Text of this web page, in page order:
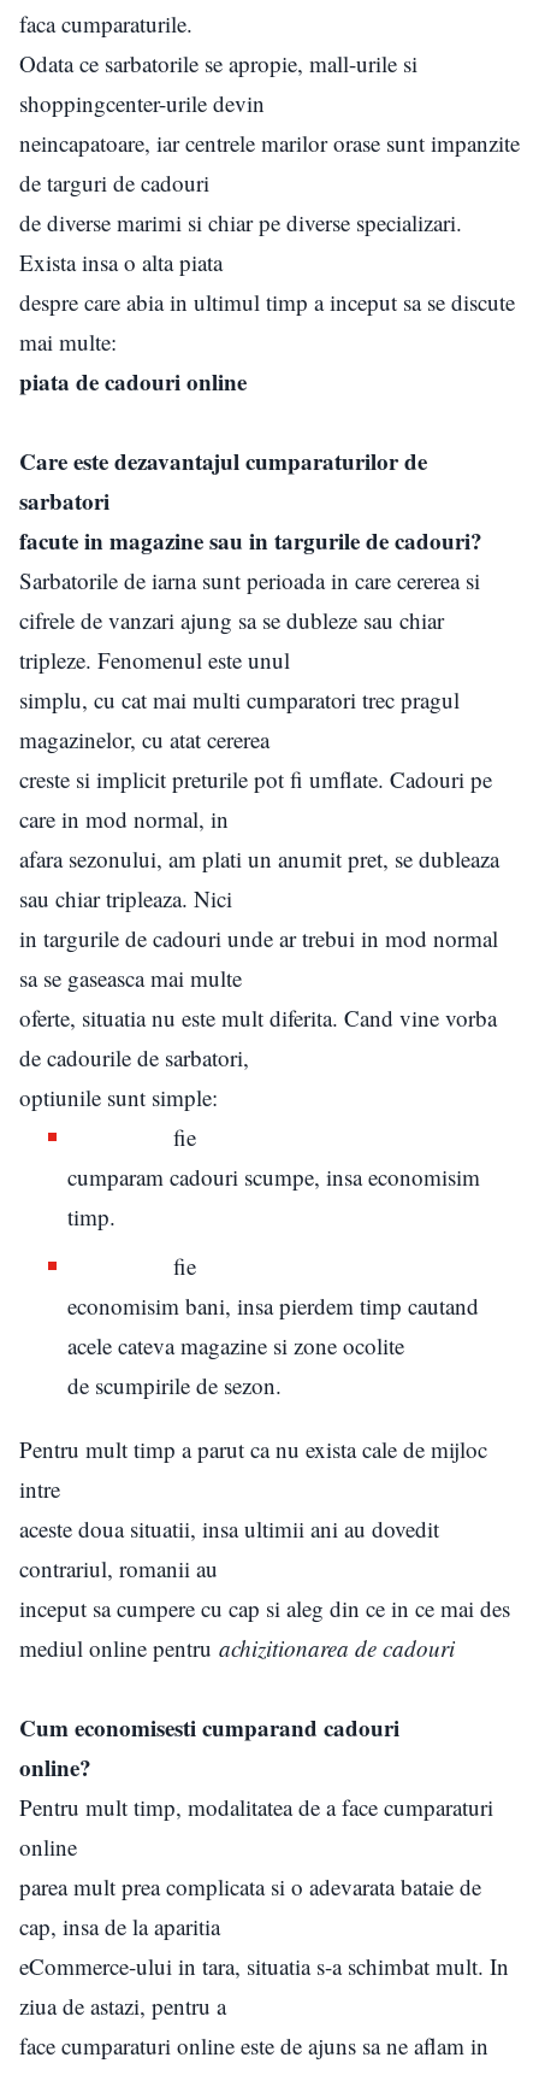
faca cumparaturile.
Odata ce sarbatorile se apropie, mall-urile si
shoppingcenter-urile devin
neincapatoare, iar centrele marilor orase sunt impanzite
de targuri de cadouri
de diverse marimi si chiar pe diverse specializari.
Exista insa o alta piata
despre care abia in ultimul timp a inceput sa se discute
mai multe:
piata de cadouri online
Care este dezavantajul cumparaturilor de
sarbatori
facute in magazine sau in targurile de cadouri?
Sarbatorile de iarna sunt perioada in care cererea si
cifrele de vanzari ajung sa se dubleze sau chiar
tripleze. Fenomenul este unul
simplu, cu cat mai multi cumparatori trec pragul
magazinelor, cu atat cererea
creste si implicit preturile pot fi umflate. Cadouri pe
care in mod normal, in
afara sezonului, am plati un anumit pret, se dubleaza
sau chiar tripleaza. Nici
in targurile de cadouri unde ar trebui in mod normal
sa se gaseasca mai multe
oferte, situatia nu este mult diferita. Cand vine vorba
de cadourile de sarbatori,
optiunile sunt simple:
fie
cumparam cadouri scumpe, insa economisim
timp.
fie
economisim bani, insa pierdem timp cautand
acele cateva magazine si zone ocolite
de scumpirile de sezon.
Pentru mult timp a parut ca nu exista cale de mijloc
intre
aceste doua situatii, insa ultimii ani au dovedit
contrariul, romanii au
inceput sa cumpere cu cap si aleg din ce in ce mai des
mediul online pentru achizitionarea de cadouri
Cum economisesti cumparand cadouri
online?
Pentru mult timp, modalitatea de a face cumparaturi
online
parea mult prea complicata si o adevarata bataie de
cap, insa de la aparitia
eCommerce-ului in tara, situatia s-a schimbat mult. In
ziua de astazi, pentru a
face cumparaturi online este de ajuns sa ne aflam in